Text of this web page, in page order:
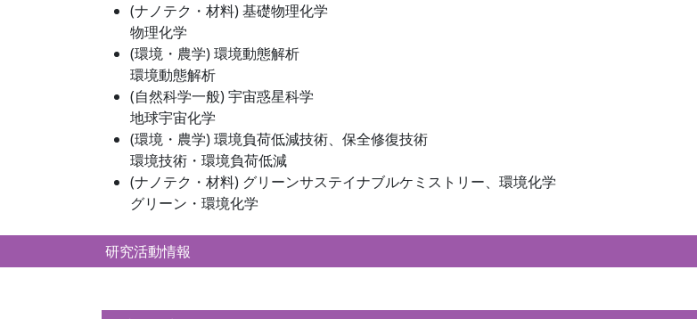
(ナノテク・材料) 基礎物理化学
物理化学
(環境・農学) 環境動態解析
環境動態解析
(自然科学一般) 宇宙惑星科学
地球宇宙化学
(環境・農学) 環境負荷低減技術、保全修復技術
環境技術・環境負荷低減
(ナノテク・材料) グリーンサステイナブルケミストリー、環境化学
グリーン・環境化学
研究活動情報